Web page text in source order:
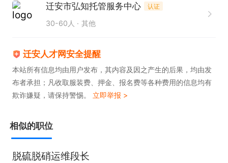
迁安市弘知托管服务中心 认证
30-60人 其他
迁安人才网安全提醒
本站所有信息均由用户发布，其内容及因之产生的后果，均由发
布者承担；凡收取服装费、押金、报名费等各种费用的信息均有
欺诈嫌疑，请保持警惕。 立即举报 >
相似的职位
脱硫脱硝运维段长